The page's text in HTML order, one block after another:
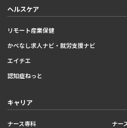
ヘルスケア
リモート産業保健
かべなし求人ナビ・就労支援ナビ
エイチエ
認知症ねっと
キャリア
ナース専科 ナー